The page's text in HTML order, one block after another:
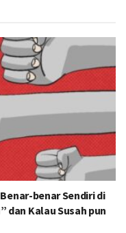
benar Sendiri di
dan Kalau Susah pun